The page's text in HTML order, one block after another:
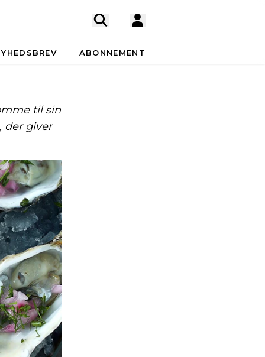
ABONNEMENT
til sin
der giver